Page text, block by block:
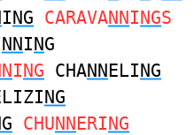
ING CARAVANNINGS
NNING
ING CHANNELING
NG
CHUNNERING